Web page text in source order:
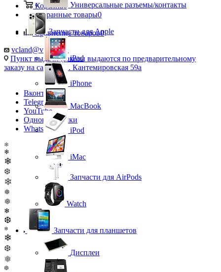
Корзина0
Избранные товары0
Сравнение товаров0
vcland@vcland.ru
Пункт выдачи (заказы выдаются по предварительному
заказу на сайте), ул. Кантемировская 59а
Вконтакте
Telegram
YouTube
Одноклассники
WhatsApp
❄
❄
❄
❆
❄
❅
❅
❄
❆
❄
❄
❆
❅
❆
Универсальные разъемы/контакты
Запчасти для Apple
iPad
iPhone
MacBook
iPod
iMac
Запчасти для AirPods
Watch
Запчасти для планшетов
Дисплеи